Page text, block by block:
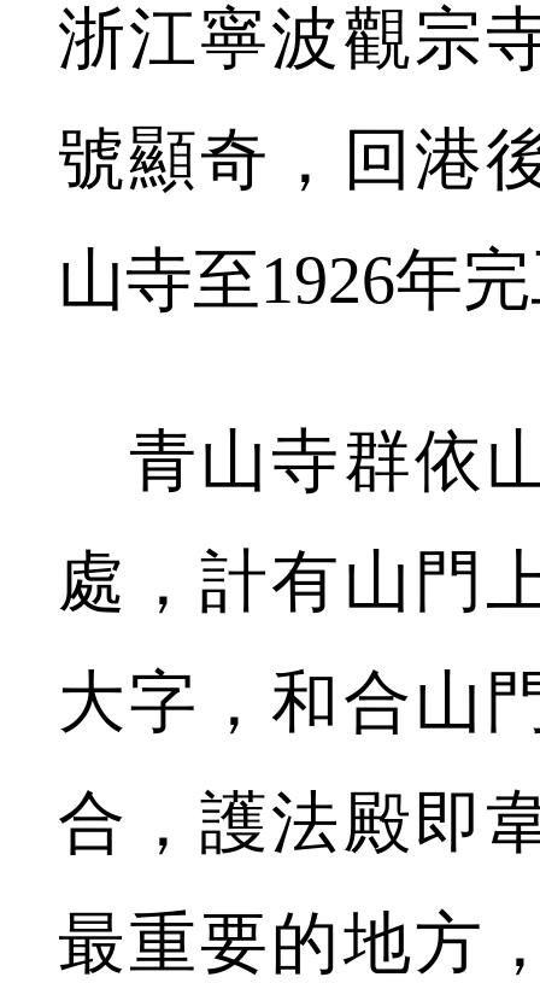
浙江寧波觀宗
號顯奇，回港
山寺至1926年
青山寺群依
處，計有山門
大字，和合山
合，護法殿即
最重要的地方